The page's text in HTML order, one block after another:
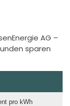
AG –
sparen
pro kWh